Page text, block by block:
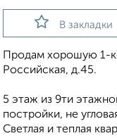
В закладки
Продам хорошую 1-
Российская, д.45.
5 этаж из 9ти
постройки, не
Светлая и теплая